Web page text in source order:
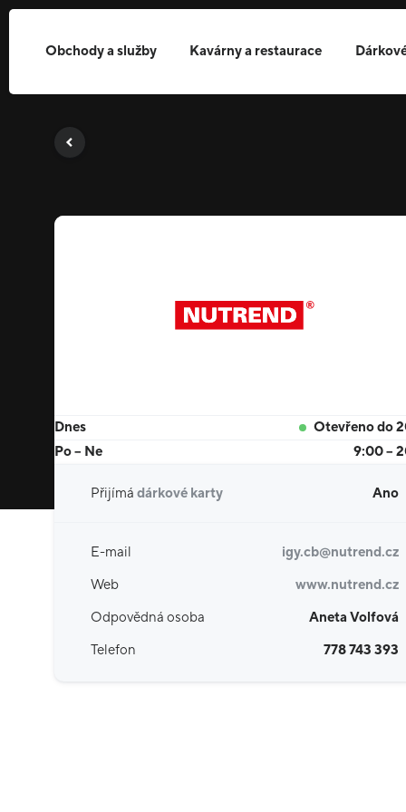
Obchody a služby Kavárny a restaurace
Dnes
Otevřeno do
Po – Ne
9:00 –
Přijímá dárkové karty Ano
E-mail
igy.cb@nutrend.cz
Web
www.nutrend.cz
Odpovědná osoba
Aneta Volfová
Telefon
778 743 393